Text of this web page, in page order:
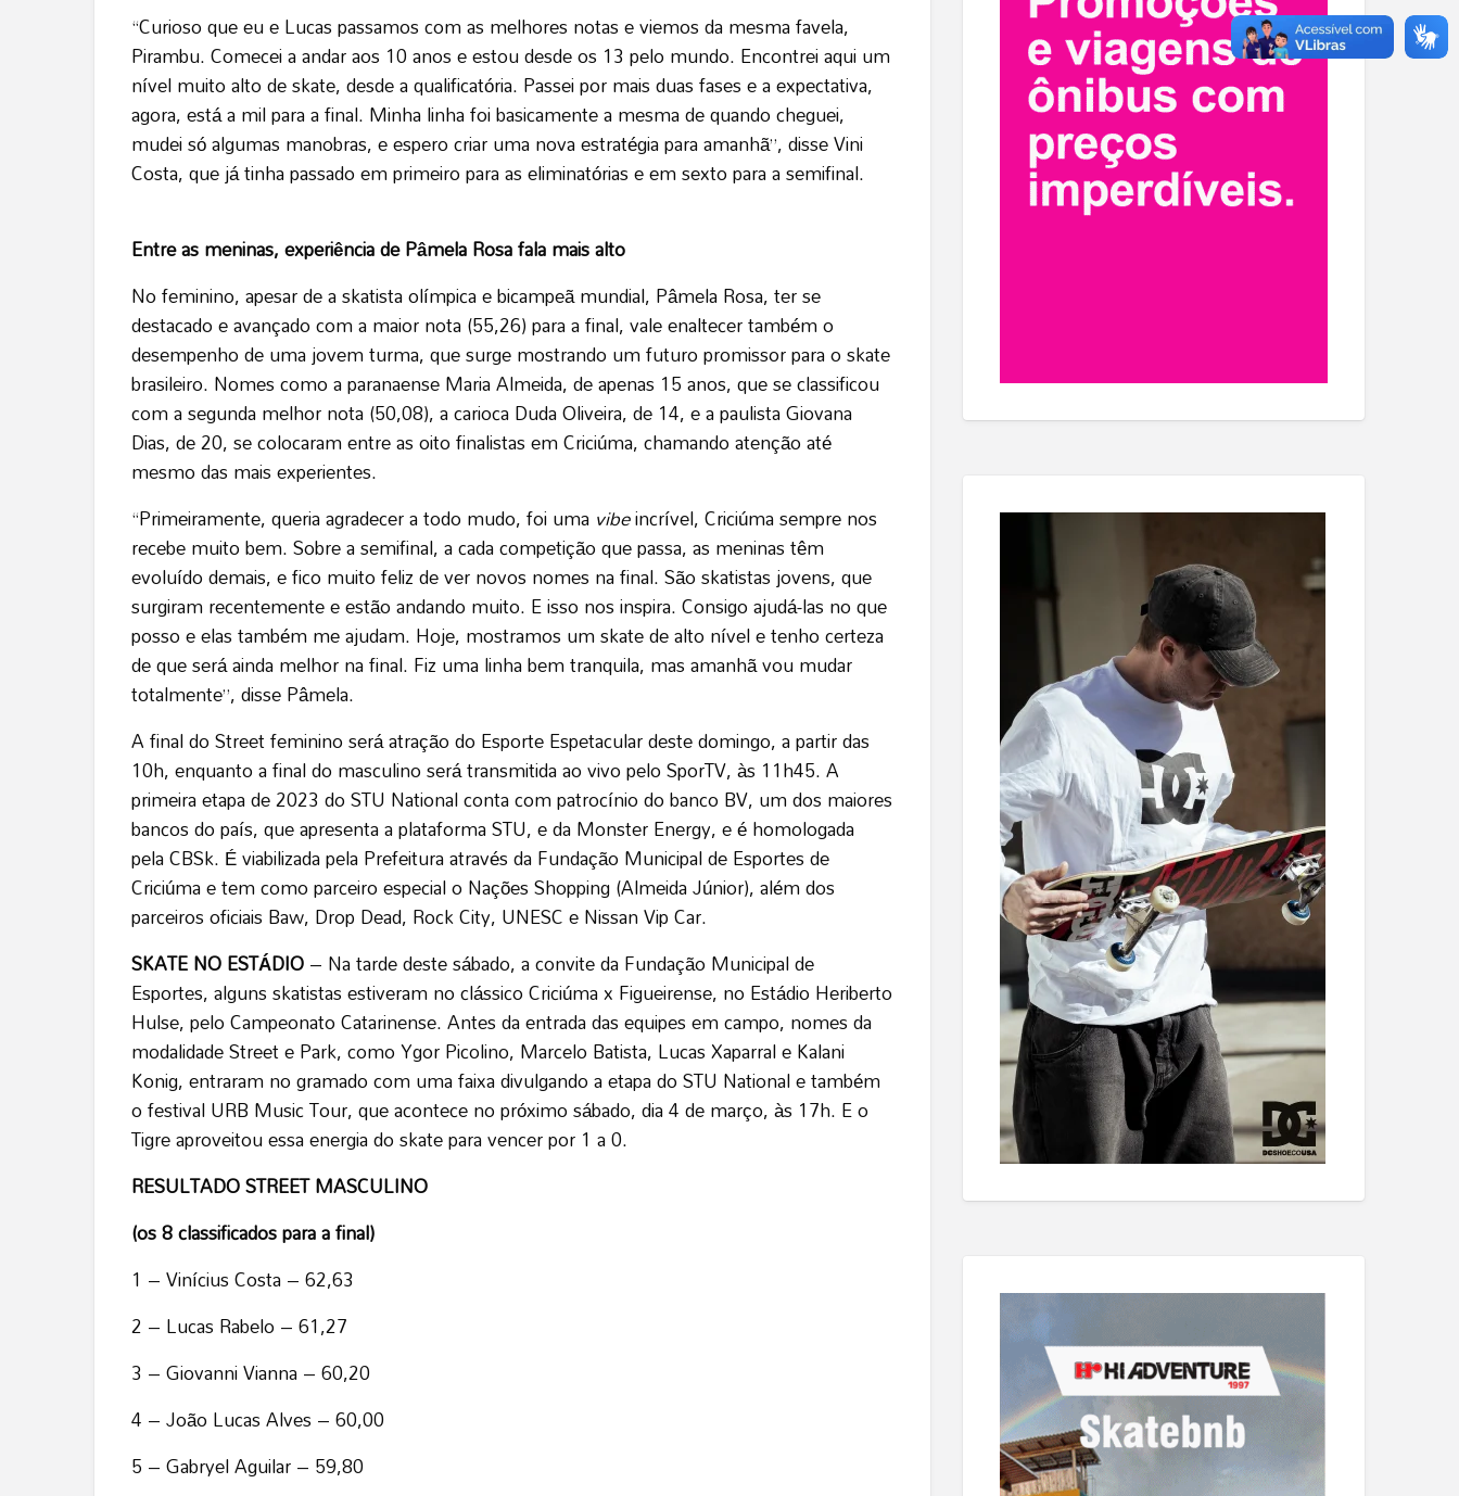
“Curioso que eu e Lucas passamos com as melhores notas e viemos da mesma favela,
Pirambu. Comecei a andar aos 10 anos e estou desde os 13 pelo mundo. Encontrei aqui um
nível muito alto de skate, desde a qualificatória. Passei por mais duas fases e a expectativa,
agora, está a mil para a final. Minha linha foi basicamente a mesma de quando cheguei,
mudei só algumas manobras, e espero criar uma nova estratégia para amanhã”, disse Vini
Costa, que já tinha passado em primeiro para as eliminatórias e em sexto para a semifinal.
Entre as meninas, experiência de Pâmela Rosa fala mais alto
No feminino, apesar de a skatista olímpica e bicampeã mundial, Pâmela Rosa, ter se
destacado e avançado com a maior nota (55,26) para a final, vale enaltecer também o
desempenho de uma jovem turma, que surge mostrando um futuro promissor para o skate
brasileiro. Nomes como a paranaense Maria Almeida, de apenas 15 anos, que se classificou
com a segunda melhor nota (50,08), a carioca Duda Oliveira, de 14, e a paulista Giovana
Dias, de 20, se colocaram entre as oito finalistas em Criciúma, chamando atenção até
mesmo das mais experientes.
“Primeiramente, queria agradecer a todo mudo, foi uma vibeincrível, Criciúma sempre nos
recebe muito bem. Sobre a semifinal, a cada competição que passa, as meninas têm
evoluído demais, e fico muito feliz de ver novos nomes na final. São skatistas jovens, que
surgiram recentemente e estão andando muito. E isso nos inspira. Consigo ajudá-las no que
posso e elas também me ajudam. Hoje, mostramos um skate de alto nível e tenho certeza
de que será ainda melhor na final. Fiz uma linha bem tranquila, mas amanhã vou mudar
totalmente”, disse Pâmela.
A final do Street feminino será atração do Esporte Espetacular deste domingo, a partir das
10h, enquanto a final do masculino será transmitida ao vivo pelo SporTV, às 11h45. A
primeira etapa de 2023 do STU National conta com patrocínio do banco BV, um dos maiores
bancos do país, que apresenta a plataforma STU, e da Monster Energy, e é homologada
pela CBSk. É viabilizada pela Prefeitura através da Fundação Municipal de Esportes de
Criciúma e tem como parceiro especial o Nações Shopping (Almeida Júnior), além dos
parceiros oficiais Baw, Drop Dead, Rock City, UNESC e Nissan Vip Car.
SKATE NO ESTÁDIO– Na tarde deste sábado, a convite da Fundação Municipal de
Esportes, alguns skatistas estiveram no clássico Criciúma x Figueirense, no Estádio Heriberto
Hulse, pelo Campeonato Catarinense. Antes da entrada das equipes em campo, nomes da
modalidade Street e Park, como Ygor Picolino, Marcelo Batista, Lucas Xaparral e Kalani
Konig, entraram no gramado com uma faixa divulgando a etapa do STU National e também
o festival URB Music Tour, que acontece no próximo sábado, dia 4 de março, às 17h. E o
Tigre aproveitou essa energia do skate para vencer por 1 a 0.
RESULTADO STREET MASCULINO
(os 8 classificados para a final)
1 – Vinícius Costa – 62,63
2 – Lucas Rabelo – 61,27
3 – Giovanni Vianna – 60,20
4 – João Lucas Alves – 60,00
5 – Gabryel Aguilar – 59,80